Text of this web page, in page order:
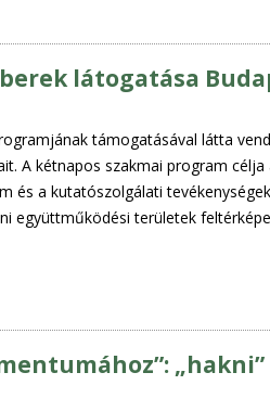
látogatása
támogatásával látta
A kétnapos szakmai program célja
és a kutatószolgálati
együttműködési területek